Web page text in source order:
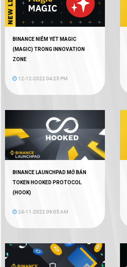
BINANCE NIÊM YẾT MAGIC
(MAGIC) TRONG INNOVATION
ZONE
12-12-2022 04:25 PM
BINANCE LAUNCHPAD MỞ BÁN
TOKEN HOOKED PROTOCOL
(HOOK)
24-11-2022 09:05 AM